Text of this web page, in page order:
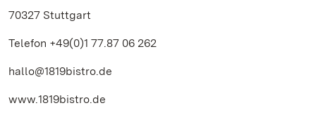
70327 Stuttgart
Telefon +49(0)1 77.87 06 262
hallo@1819bistro.de
www.1819bistro.de